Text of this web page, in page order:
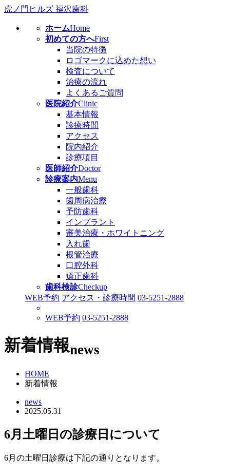
虎ノ門ヒルズ 福沢歯科
ホームHome
初めての方へFirst
当院の特徴
ロゴマークに込めた想い
検査について
治療の流れ
よくあるご質問
医院紹介Clinic
基本情報
診療時間
アクセス
院内紹介
診療項目
医師紹介Doctor
診療案内Menu
一般歯科
歯周病治療
予防歯科
インプラント
審美治療・ホワイトニング
入れ歯
根管治療
口腔外科
矯正歯科
歯科検診Checkup
WEB予約 アクセス・診療時間 03-5251-2888
WEB予約 03-5251-2888
新着情報news
HOME
新着情報
news
2025.05.31
6月土曜日の診療日について
6月の土曜日診療は下記の通りとなります。